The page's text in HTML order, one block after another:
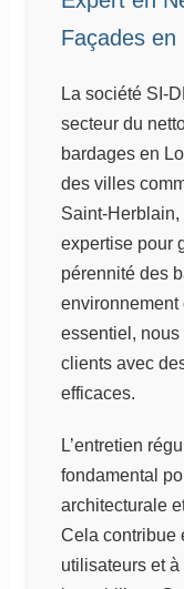
Façades en
La société SI-
secteur du
bardages en
des villes
Saint-Herblain,
expertise pour
pérennité des
environnement
essentiel,
clients avec
efficaces.
L’entretien
fondamental
architecturale
Cela contribue
utilisateurs et